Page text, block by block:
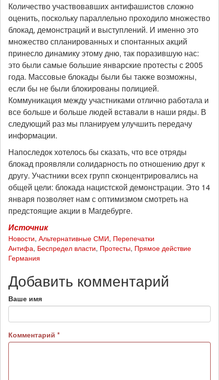
Количество участвовавших антифашистов сложно
оценить, поскольку параллельно проходило множество
блокад, демонстраций и выступлений. И именно это
множество спланированных и спонтанных акций
принесло динамику этому дню, так поразившую нас:
это были самые большие январские протесты с 2005
года. Массовые блокады были бы также возможны,
если бы не были блокированы полицией.
Коммуникация между участниками отлично работала и
все больше и больше людей вставали в наши ряды. В
следующий раз мы планируем улучшить передачу
информации.
Напоследок хотелось бы сказать, что все отряды
блокад проявляли солидарность по отношению друг к
другу. Участники всех групп сконцентрировались на
общей цели: блокада нацистской демонстрации. Это 14
января позволяет нам с оптимизмом смотреть на
предстоящие акции в Магдебурге.
Источник
Новости, Альтернативные СМИ, Перепечатки
Антифа, Беспредел власти, Протесты, Прямое действие
Германия
Добавить комментарий
Ваше имя
Комментарий *